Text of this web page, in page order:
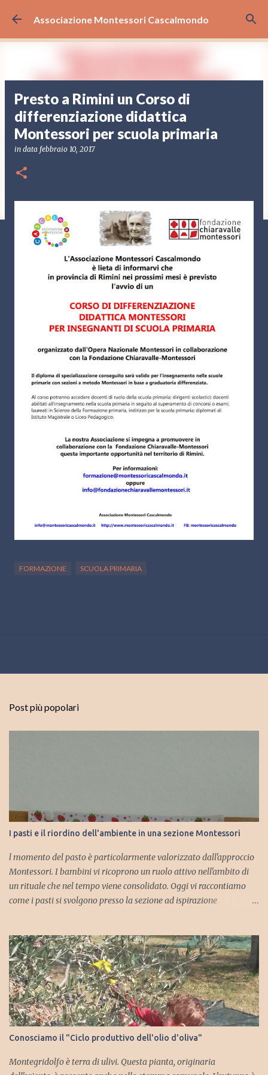
Passa ai contenuti principali
Associazione Montessori Cascalmondo
Presto a Rimini un Corso di
differenziazione didattica
Montessori per scuola primaria
in data febbraio 10, 2017
FORMAZIONE SCUOLA PRIMARIA
Post più popolari
I pasti e il riordino dell'ambiente in una sezione Montessori
l momento del pasto è particolarmente valorizzato dall'approccio
Montessori. I bambini vi ricoprono un ruolo attivo nell'ambito di
un rituale che nel tempo viene consolidato. Oggi vi raccontiamo
come i pasti si svolgono presso la sezione ad ispirazione
si offrono volontariamente. Come è facile immaginare alcuni di
loro vorrebbero ricoprire sempre questo ruolo, mentre altri sono
più restii e vengono incoraggiati dalle insegnanti così da
permettere che ci sia una rotazione e che tutti possano fare questa
esperienza. Il tabellone degli incarichi Sia la colazione che il
pranzo vengono allestiti in sezione. Per la colazione si stabiliscono
due camerieri, mentre per il pranzo, che comporta un maggior
numero di operazioni da svolgere, se ne stabiliscono quattro.
Mantenere il proprio incarico per una settimana insegna al
Conosciamo il "Ciclo produttivo dell'olio d'oliva"
Montegridolfo è terra di ulivi. Questa pianta, originaria